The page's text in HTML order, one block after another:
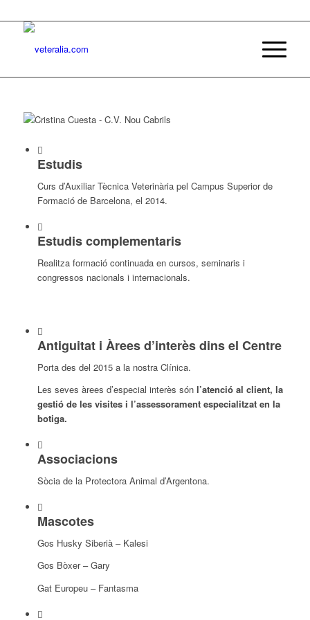
Estudis
Curs d’Auxiliar Tècnica Veterinària pel Campus Superior de
Formació de Barcelona, el 2014.
Estudis complementaris
Realitza formació continuada en cursos, seminaris i
congressos nacionals i internacionals.
Antiguitat i Àrees d’interès dins el Centre
Porta des del 2015 a la nostra Clínica.
Les seves àrees d’especial interès són l’atenció al client, la
gestió de les visites i l’assessorament especialitzat en la
botiga.
Associacions
Sòcia de la Protectora Animal d’Argentona.
Mascotes
Gos Husky Siberià – Kalesi
Gos Bòxer – Gary
Gat Europeu – Fantasma